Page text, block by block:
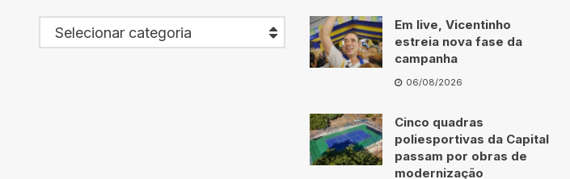
Selecionar categoria
Em live, Vicentinho
estreia nova fase da
campanha
06/08/2026
Cinco quadras
poliesportivas da Capital
passam por obras de
modernização